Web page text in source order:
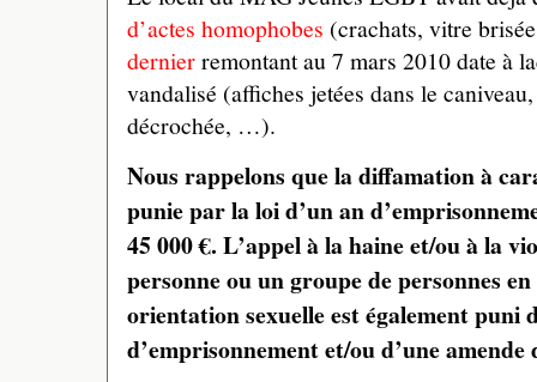
d’actes homophobes (crachats, vitre
dernierremontant au 7 mars 2010 date à
vandalisé (affiches jetées dans le
décrochée, …).
Nous rappelons que la diffamation à
punie par la loi d’un an
45 000 €. L’appel à la haine et/ou à la
personne ou un groupe de personnes
orientation sexuelle est également puni
d’emprisonnement et/ou d’une amende